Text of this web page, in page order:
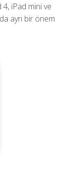
4, iPad mini ve
ayrı bir önem